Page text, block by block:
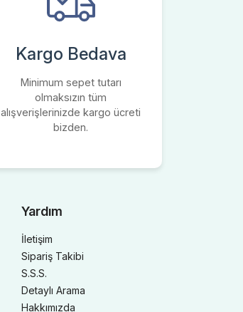
Kargo Bedava
Minimum sepet tutarı
olmaksızın tüm
alışverişlerinizde kargo ücreti
bizden.
Yardım
İletişim
Sipariş Takibi
S.S.S.
Detaylı Arama
Hakkımızda